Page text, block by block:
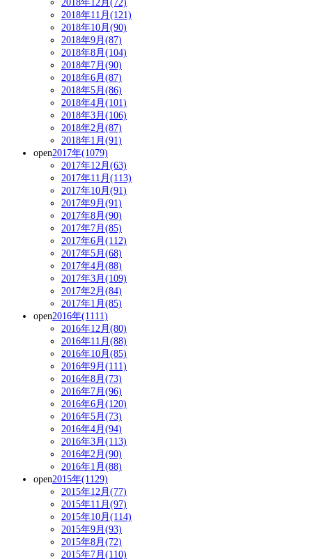
2018年12月(72)
2018年11月(121)
2018年10月(90)
2018年9月(87)
2018年8月(104)
2018年7月(90)
2018年6月(87)
2018年5月(86)
2018年4月(101)
2018年3月(106)
2018年2月(87)
2018年1月(91)
open2017年(1079)
2017年12月(63)
2017年11月(113)
2017年10月(91)
2017年9月(91)
2017年8月(90)
2017年7月(85)
2017年6月(112)
2017年5月(68)
2017年4月(88)
2017年3月(109)
2017年2月(84)
2017年1月(85)
open2016年(1111)
2016年12月(80)
2016年11月(88)
2016年10月(85)
2016年9月(111)
2016年8月(73)
2016年7月(96)
2016年6月(120)
2016年5月(73)
2016年4月(94)
2016年3月(113)
2016年2月(90)
2016年1月(88)
open2015年(1129)
2015年12月(77)
2015年11月(97)
2015年10月(114)
2015年9月(93)
2015年8月(72)
2015年7月(110)